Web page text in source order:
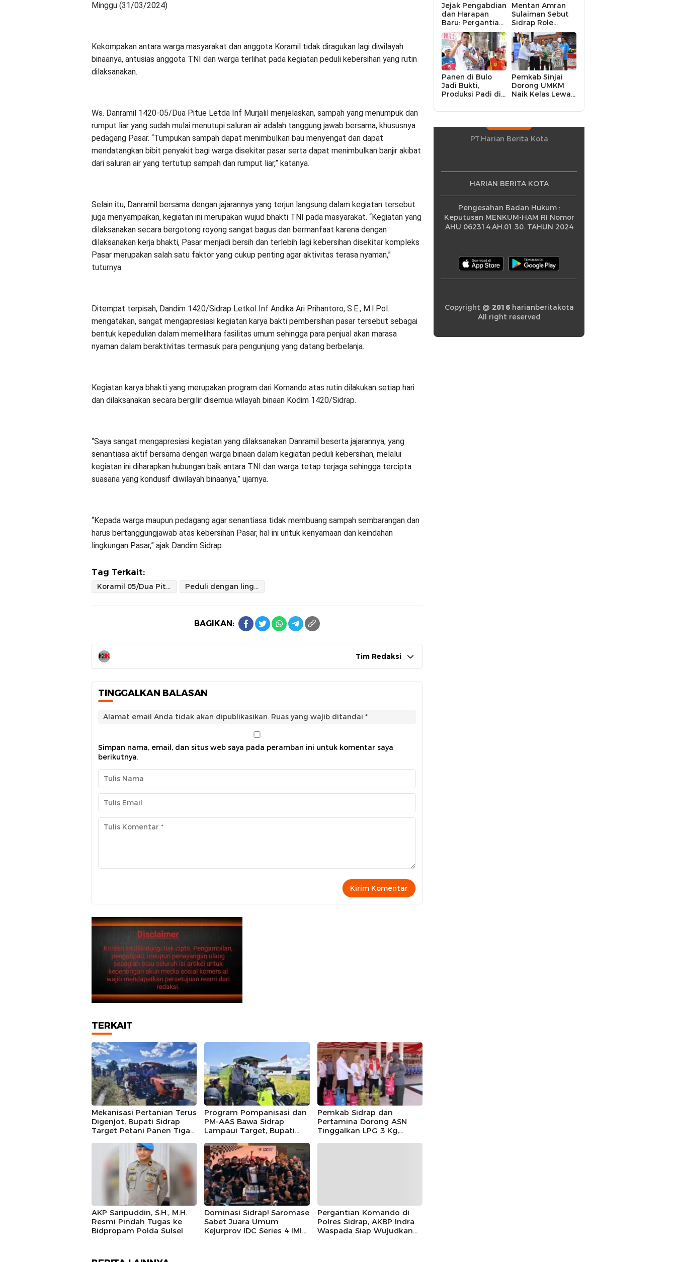
Minggu (31/03/2024)
Kekompakan antara warga masyarakat dan anggota Koramil tidak diragukan lagi diwilayah
binaanya, antusias anggota TNI dan warga terlihat pada kegiatan peduli kebersihan yang rutin
dilaksanakan.
Ws. Danramil 1420-05/Dua Pitue Letda Inf Murjalil menjelaskan, sampah yang menumpuk dan
rumput liar yang sudah mulai menutupi saluran air adalah tanggung jawab bersama, khususnya
pedagang Pasar. “Tumpukan sampah dapat menimbulkan bau menyengat dan dapat
mendatangkan bibit penyakit bagi warga disekitar pasar serta dapat menimbulkan banjir akibat
dari saluran air yang tertutup sampah dan rumput liar,” katanya.
Selain itu, Danramil bersama dengan jajarannya yang terjun langsung dalam kegiatan tersebut
juga menyampaikan, kegiatan ini merupakan wujud bhakti TNI pada masyarakat. “Kegiatan yang
dilaksanakan secara bergotong royong sangat bagus dan bermanfaat karena dengan
dilaksanakan kerja bhakti, Pasar menjadi bersih dan terlebih lagi kebersihan disekitar kompleks
Pasar merupakan salah satu faktor yang cukup penting agar aktivitas terasa nyaman,”
tuturnya.
Ditempat terpisah, Dandim 1420/Sidrap Letkol Inf Andika Ari Prihantoro, S.E., M.I.Pol.
mengatakan, sangat mengapresiasi kegiatan karya bakti pembersihan pasar tersebut sebagai
bentuk kepedulian dalam memelihara fasilitas umum sehingga para penjual akan marasa
nyaman dalam beraktivitas termasuk para pengunjung yang datang berbelanja.
Kegiatan karya bhakti yang merupakan program dari Komando atas rutin dilakukan setiap hari
dan dilaksanakan secara bergilir disemua wilayah binaan Kodim 1420/Sidrap.
“Saya sangat mengapresiasi kegiatan yang dilaksanakan Danramil beserta jajarannya, yang
senantiasa aktif bersama dengan warga binaan dalam kegiatan peduli kebersihan, melalui
kegiatan ini diharapkan hubungan baik antara TNI dan warga tetap terjaga sehingga tercipta
suasana yang kondusif diwilayah binaanya,” ujarnya.
“Kepada warga maupun pedagang agar senantiasa tidak membuang sampah sembarangan dan
harus bertanggungjawab atas kebersihan Pasar, hal ini untuk kenyamaan dan keindahan
lingkungan Pasar,” ajak Dandim Sidrap.
Tag Terkait:
Koramil 05/Dua Pitue bersama warga bersihkan Pasar Tanru Tedong Peduli dengan lingkungan
BAGIKAN:
Tim Redaksi
TINGGALKAN BALASAN
Alamat email Anda tidak akan dipublikasikan. Ruas yang wajib ditandai *
Simpan nama, email, dan situs web saya pada peramban ini untuk komentar saya
berikutnya.
TERKAIT
Mekanisasi Pertanian Terus
Digenjot, Bupati Sidrap
Target Petani Panen Tiga
di Botto, 10,5 Hektare
Sawah Langsung Diolah
dengan Rotavator dan
Traktor
Program Pompanisasi dan
PM-AAS Bawa Sidrap
Lampaui Target, Bupati
bagi Petani Berprestasi
Pemkab Sidrap dan
Pertamina Dorong ASN
Tinggalkan LPG 3 Kg,
AKP Saripuddin, S.H., M.H.
Resmi Pindah Tugas ke
Bidpropam Polda Sulsel
Dominasi Sidrap! Saromase
Sabet Juara Umum
Kejurprov IDC Series 4 IMI
Pergantian Komando di
Polres Sidrap, AKBP Indra
Waspada Siap Wujudkan
Jejak Pengabdian
dan Harapan
Baru: Pergantian
Kapolres Sidrap
dalam Perspektif
Karier Dua
Perwira
Mentan Amran
Sulaiman Sebut
Sidrap Role
Model Nasional
dalam Menjaga
Stabilitas Harga
Telur
Panen di Bulo
Jadi Bukti,
Produksi Padi di
Kecamatan
Rekor
Peningkatan
Pemkab Sinjai
Dorong UMKM
Naik Kelas Lewat
Strategis
PT.Harian Berita Kota
HARIAN BERITA KOTA
Pengesahan Badan Hukum :
Keputusan MENKUM-HAM RI Nomor
AHU 062314.AH.01.30. TAHUN 2024
Copyright @ 2016harianberitakota
All right reserved